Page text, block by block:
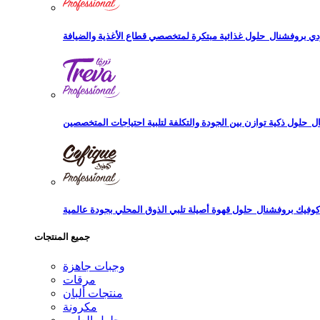
بروفشنال
كوفيك بروفشنال
جميع المنتجات
وجبات جاهزة
مرقات
منتجات ألبان
مكرونة